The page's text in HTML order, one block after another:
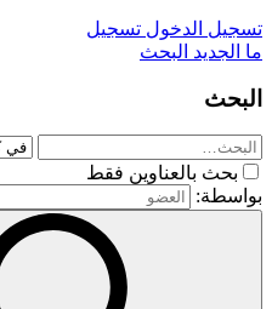
تسجيل الدخول تسجيل
ما الجديد البحث
البحث
بحث بالعناوين فقط
بواسطة: